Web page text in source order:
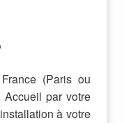
(Paris ou
par votre
à votre